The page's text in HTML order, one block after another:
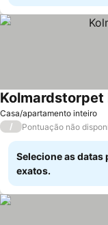
Casa/apartamento inteiro
/ Pontuação não
Selecione as datas
exatos.